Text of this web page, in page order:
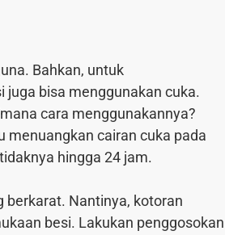
Bahkan, untuk
bisa menggunakan cuka.
cara menggunakannya?
menuangkan cairan cuka pada
hingga 24 jam.
berkarat. Nantinya, kotoran
besi. Lakukan penggosokan